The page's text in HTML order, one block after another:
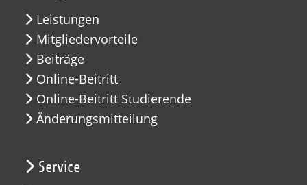
Leistungen
Mitgliedervorteile
Beiträge
Online-Beitritt
Online-Beitritt Studierende
Änderungsmitteilung
Service